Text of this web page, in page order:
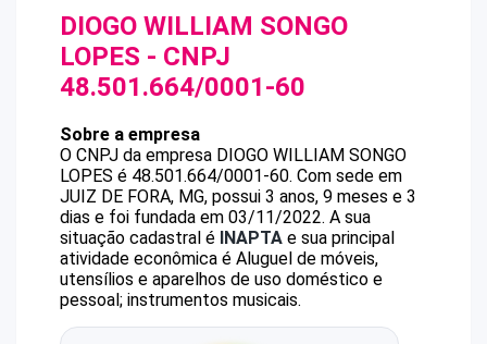
DIOGO WILLIAM SONGO
LOPES - CNPJ
48.501.664/0001-60
Sobre a empresa
O CNPJ da empresa DIOGO WILLIAM SONGO
LOPES é 48.501.664/0001-60. Com sede em
JUIZ DE FORA, MG, possui 3 anos, 9 meses e 3
dias e foi fundada em 03/11/2022. A sua
situação cadastral é INAPTA e sua principal
atividade econômica é Aluguel de móveis,
utensílios e aparelhos de uso doméstico e
pessoal; instrumentos musicais.